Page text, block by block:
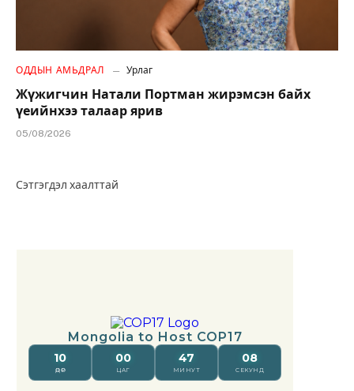
ОДДЫН АМЬДРАЛ Урлаг
Жүжигчин Натали Портман жирэмсэн байх
үеийнхээ талаар ярив
05/08/2026
Сэтгэгдэл хаалттай